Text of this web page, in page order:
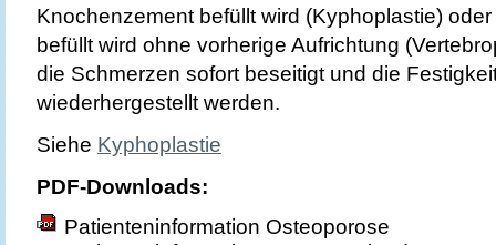
Knochenzement befüllt wird (Kyphoplastie)
befüllt wird ohne vorherige Aufrichtung
die Schmerzen sofort beseitigt und die
wiederhergestellt werden.
Siehe Kyphoplastie
PDF-Downloads:
Patienteninformation Osteoporose